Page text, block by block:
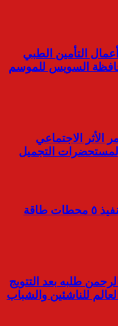
التأمين الطبي
السويس للموسم
الأثر الاجتماعي
التجميل
القناة لتوزيع الكهرباء تستهدف تنفيذ ٥ محطات طاقة
طلبه بعد التتويج
للناشئين والشباب